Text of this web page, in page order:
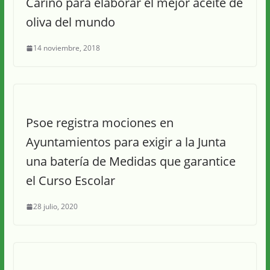
oliva del mundo
14 noviembre, 2018
Psoe registra mociones en
Ayuntamientos para exigir a la Junta
una batería de Medidas que garantice
el Curso Escolar
28 julio, 2020